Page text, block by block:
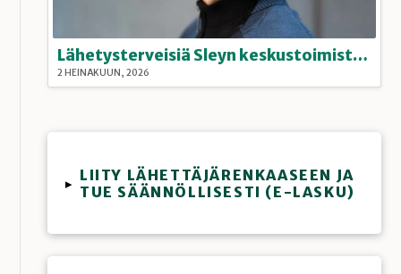
Lähetysterveisiä Sleyn keskustoimistolta
2 HEINÄKUUN, 2026
▸ LIITY LÄHETTÄJÄRENKAASEEN JA
TUE SÄÄNNÖLLISESTI (E-LASKU)